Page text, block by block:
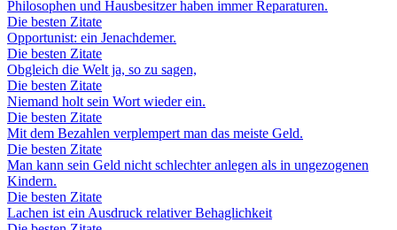
Philosophen und Hausbesitzer haben immer Reparaturen.
Die besten Zitate
Opportunist: ein Jenachdemer.
Die besten Zitate
Obgleich die Welt ja, so zu sagen,
Die besten Zitate
Niemand holt sein Wort wieder ein.
Die besten Zitate
Mit dem Bezahlen verplempert man das meiste Geld.
Die besten Zitate
Man kann sein Geld nicht schlechter anlegen als in ungezogenen
Kindern.
Die besten Zitate
Lachen ist ein Ausdruck relativer Behaglichkeit